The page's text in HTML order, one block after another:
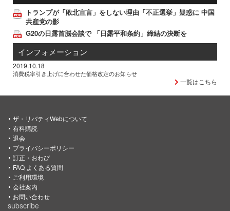
トランプが「敗北宣言」をしない理由「不正選挙」疑惑に 中国
共産党の影
G20の日露首脳会談で 「日露平和条約」締結の決断を
インフォメーション
2019.10.18
消費税率引き上げに合わせた価格改定のお知らせ
一覧はこちら
ザ・リバティWebについて
有料購読
退会
プライバシーポリシー
訂正・おわび
FAQ よくある質問
ご利用環境
会社案内
お問い合わせ
subscribe